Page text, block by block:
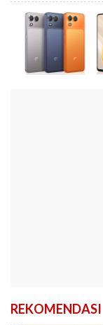
REKOMENDASI